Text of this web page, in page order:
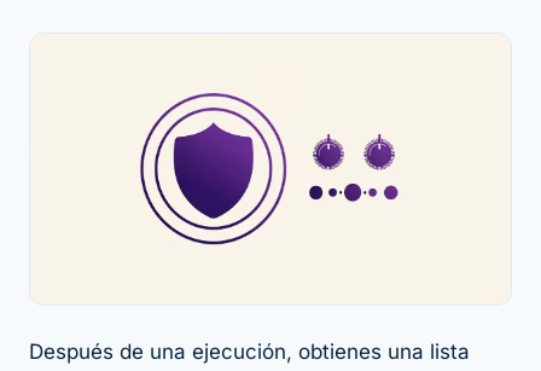
Después de una ejecución, obtienes una lista